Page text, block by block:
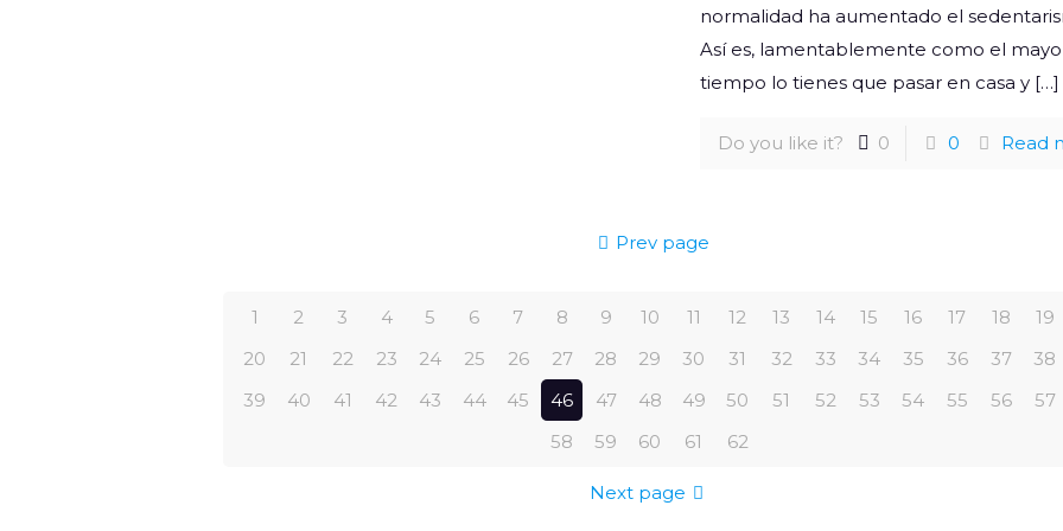
normalidad ha aumentado el
Así es, lamentablemente como el
tiempo lo tienes que pasar en casa y […]
Do you like it? 0 0 Read
Prev page
1 2 3 4 5 6 7 8 9 10 11 12 13 14 15 16 17 18
19
20
21 22 23 24 25 26 27 28 29 30 31 32 33 34 35 36 37
38
39
40 41 42 43 44 45 46 47 48 49 50 51 52 53 54 55 56
57
58
59 60 61 62
Next page